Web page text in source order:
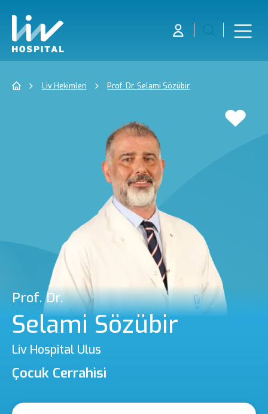
Liv Hekimleri Prof. Dr. Selami Sözübir
Prof. Dr.
Selami Sözübir
Liv Hospital Ulus
Çocuk Cerrahisi